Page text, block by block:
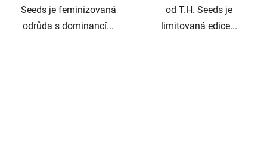
Seeds je feminizovaná
odrůda s dominancí...
od T.H. Seeds je
limitovaná edice...